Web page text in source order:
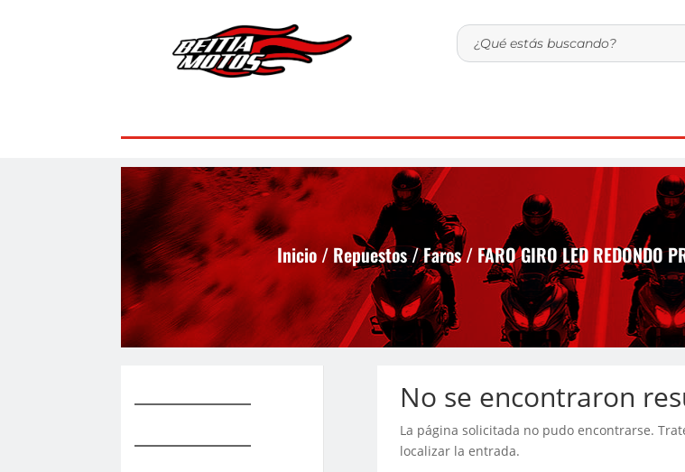
Inicio/Repuestos/Faros/ FARO GIRO LED REDONDO
No se encontraron
La página solicitada no pudo encontrarse.
localizar la entrada.